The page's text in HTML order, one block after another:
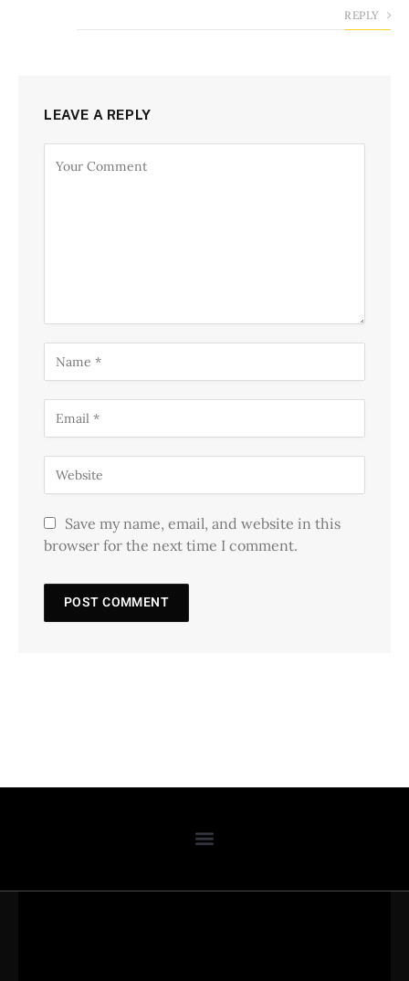
REPLY
LEAVE A REPLY
Save my name, email, and website in this
browser for the next time I comment.